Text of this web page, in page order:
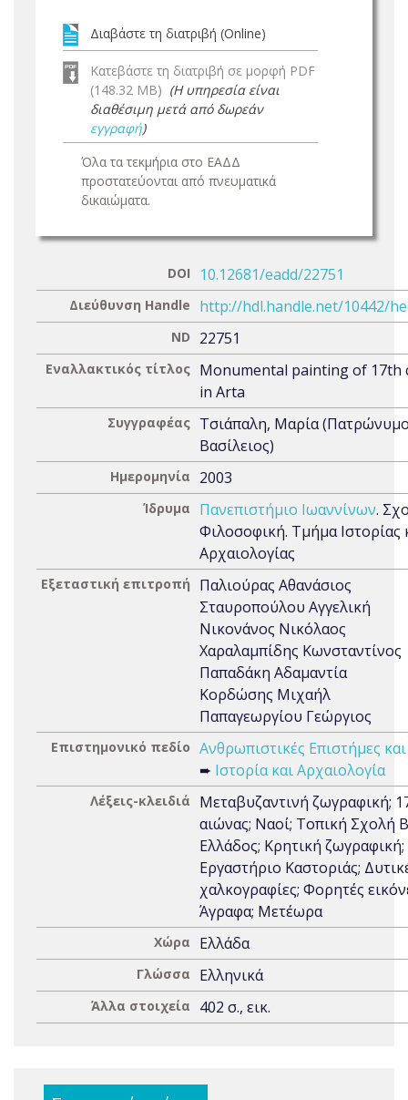
Διαβάστε τη διατριβή (Online)
Κατεβάστε τη διατριβή σε μορφή PDF
(148.32 MB) (Η υπηρεσία είναι
διαθέσιμη μετά από δωρεάν
εγγραφή)
Όλα τα τεκμήρια στο ΕΑΔΔ
προστατεύονται από πνευματικά
δικαιώματα.
DOI 10.12681/eadd/22751
Διεύθυνση Handle http://hdl.handle.net/10442/
ND 22751
Εναλλακτικός τίτλος Monumental painting of 17th
in Arta
Συγγραφέας Τσιάπαλη, Μαρία
Βασίλειος)
Ημερομηνία 2003
Ίδρυμα Πανεπιστήμιο Ιωαννίνων.
Φιλοσοφική. Τμήμα Ιστορίας
Αρχαιολογίας
Εξεταστική επιτροπή
Παλιούρας Αθανάσιος
Σταυροπούλου Αγγελική
Νικονάνος Νικόλαος
Χαραλαμπίδης Κωνσταντίνος
Παπαδάκη Αδαμαντία
Κορδώσης Μιχαήλ
Παπαγεωργίου Γεώργιος
Επιστημονικό πεδίο Ανθρωπιστικές Επιστήμες
➨ Ιστορία και Αρχαιολογία
Λέξεις-κλειδιά
Μεταβυζαντινή ζωγραφική;
αιώνας; Ναοί; Τοπική Σχολή
Ελλάδος; Κρητική ζωγραφική;
Εργαστήριο Καστοριάς;
χαλκογραφίες; Φορητές
Άγραφα; Μετέωρα
Χώρα Ελλάδα
Γλώσσα Ελληνικά
Άλλα στοιχεία 402 σ., εικ.